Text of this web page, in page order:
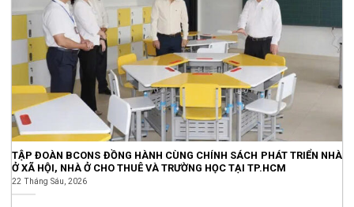
TẬP ĐOÀN BCONS ĐỒNG HÀNH CÙNG CHÍNH SÁCH PHÁT TRIỂN NHÀ
Ở XÃ HỘI, NHÀ Ở CHO THUÊ VÀ TRƯỜNG HỌC TẠI TP.HCM
22 Tháng Sáu, 2026